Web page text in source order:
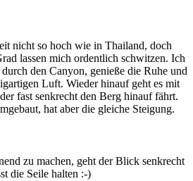
nicht so hoch wie in Thailand, doch
lassen mich ordentlich schwitzen. Ich
den Canyon, genieße die Ruhe und
Luft. Wieder hinauf geht es mit
fast senkrecht den Berg hinauf fährt.
hat aber die gleiche Steigung.
zu machen, geht der Blick senkrecht
die Seile halten :-)